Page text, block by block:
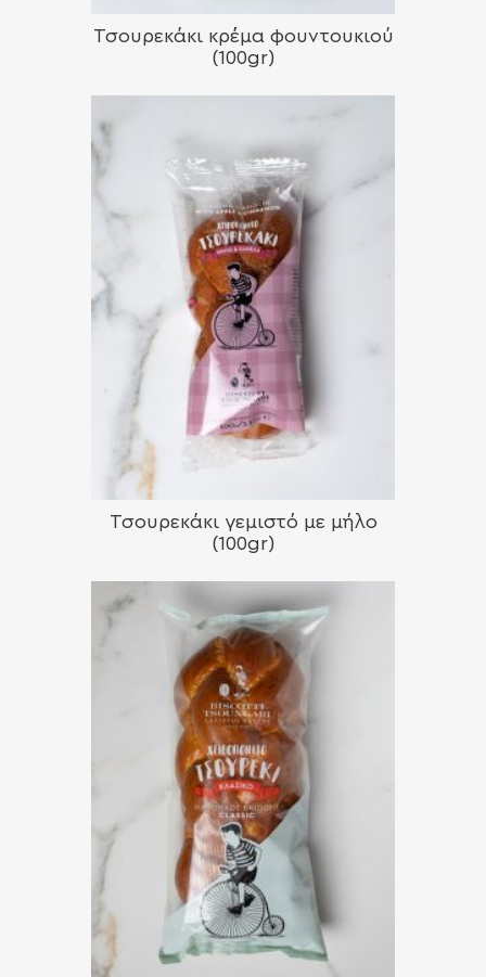
Τσουρεκάκι κρέμα φουντουκιού
(100gr)
Τσουρεκάκι γεμιστό με μήλο
(100gr)